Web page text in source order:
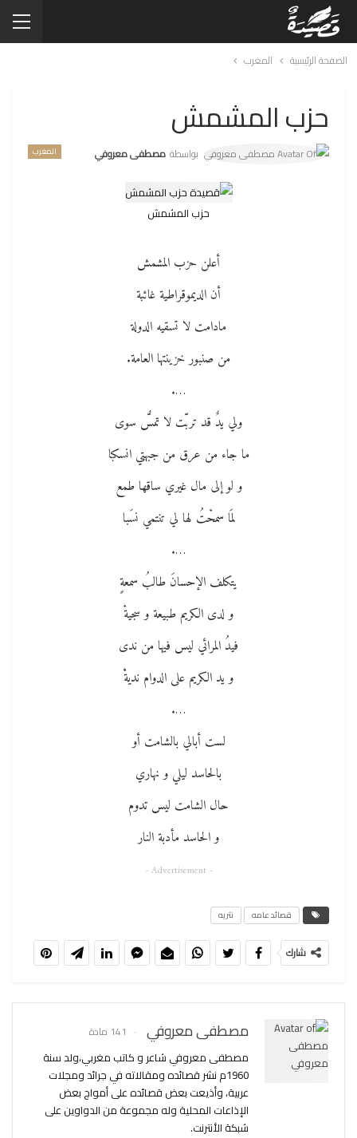
الصفحة الرئيسية المغرب
حزب المشمش
المغرب بواسطة مصطفى معروفي
حزب المشمش
أعلن حزب المشمش
أن الديموقراطية غائبة
مادامت لا تسقيه الدولة
من صنبور خزينتها العامة.
….
ولي يدٌ قد تربّت لا تمسُّ سوى
ما جاء من عرق من جبهتي انسكبا
و لو إلى مال غيري ساقها طمع
لمَا سمحْتُ لها لي تنتمي نسَبا
….
يتكلف الإحسانَ طالبُ سمعةٍ
و لدى الكريم طبيعة و سجيةْ
فيدُ المرائي ليس فيها من ندى
و يد الكريم على الدوام نديةْْ
….
لست أبالي بالشامت أو
بالحاسد ليلي و نهاري
حال الشامت ليس تدوم
و الحاسد مأدبة النار
- Advertisement -
قصائد عامه نثريه
شارك
مصطفى معروفي 141 مادة
مصطفى معروفي شاعر و كاتب مغربي،ولد سنة
1960م نشر قصائده ومقالاته في جرائد ومجلات
عربية، وأذيعت بعض قصائده على أمواج بعض
الإذاعات المحلية وله مجموعة من الدواوين على
شبكة الأنترنت.